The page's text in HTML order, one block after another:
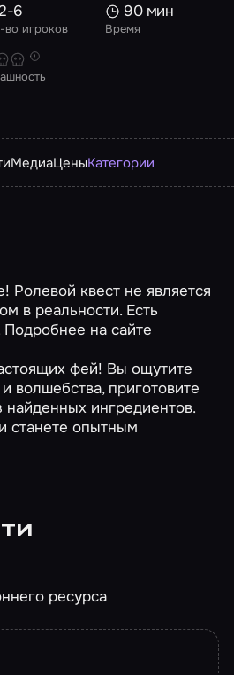
во игроков
6
Время
90 мин
МедиаЦеныКатегории
квест не является
в реальности. Есть
на сайте
фей! Вы ощутите
волшебства, приготовите
ингредиентов.
станете опытным
ресурса